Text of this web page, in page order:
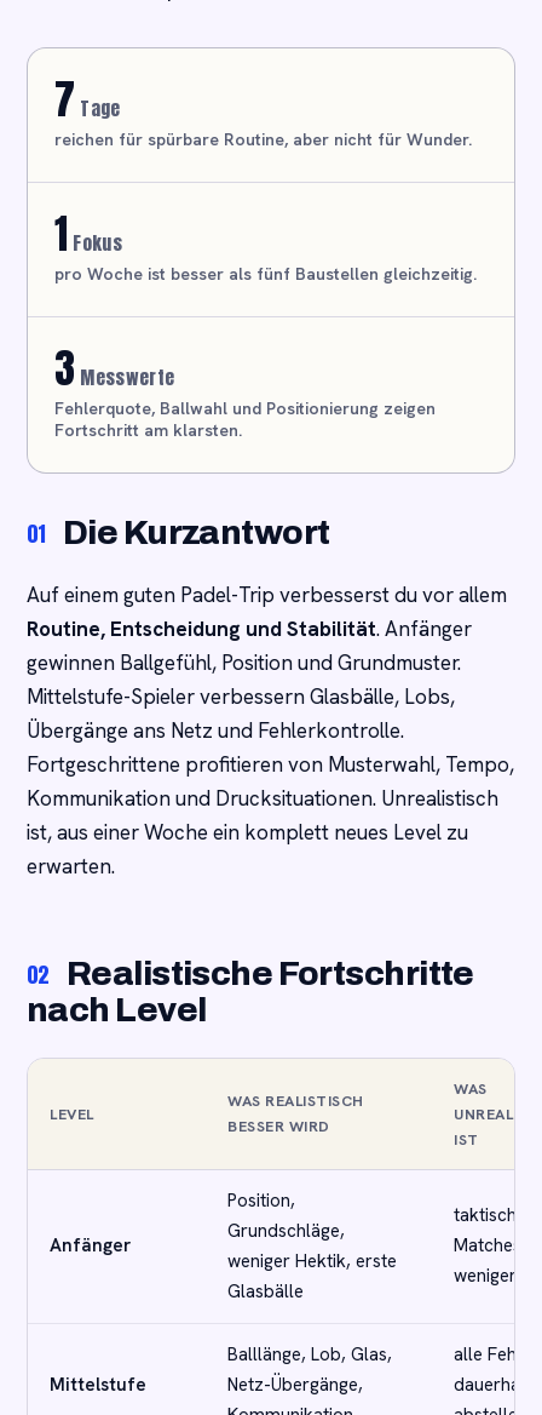
7 Tage
reichen für spürbare Routine, aber nicht für Wunder.
1 Fokus
pro Woche ist besser als fünf Baustellen gleichzeitig.
3 Messwerte
Fehlerquote, Ballwahl und Positionierung zeigen
Fortschritt am klarsten.
01 Die Kurzantwort
Auf einem guten Padel-Trip verbesserst du vor allem
Routine, Entscheidung und Stabilität. Anfänger
gewinnen Ballgefühl, Position und Grundmuster.
Mittelstufe-Spieler verbessern Glasbälle, Lobs,
Übergänge ans Netz und Fehlerkontrolle.
Fortgeschrittene profitieren von Musterwahl, Tempo,
Kommunikation und Drucksituationen. Unrealistisch
ist, aus einer Woche ein komplett neues Level zu
erwarten.
02
Realistische Fortschritte
nach Level
LEVEL
WAS REALISTISCH
BESSER WIRD
WAS
IST
Anfänger
Position,
Grundschläge,
weniger Hektik, erste
Glasbälle
taktisch
Matches
wenigen
Mittelstufe
Balllänge, Lob, Glas,
Netz-Übergänge,
alle Fehler
dauerhaft